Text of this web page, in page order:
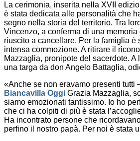
La cerimonia, inserita nella XVII
è stata dedicata alle personalità che
segno nella storia del territorio. Tra
Vincenzo, a conferma di una
riuscito a cancellare. Per la famiglia è
intensa commozione. A ritirare il
Mazzaglia, pronipote del sacerdote. A
una targa da don Angelo Battaglia,
«Anche se non eravamo presenti tutti
Biancavilla Oggi Grazia Mazzaglia,
siamo emozionati tantissimo. Io ho
che ci ha colpiti di più è stata
Ha incontrato persone che
perfino il nostro papà. Per noi è stata